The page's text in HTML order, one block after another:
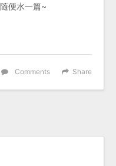
便水一篇~
Share
Comments